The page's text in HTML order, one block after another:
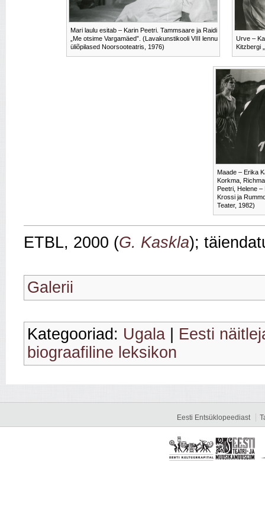
Mari laulu esitab – Karin Peetri. Tammsaare ja Raidi
„Me otsime Vargamäed”. (Lavakunstikooli VIII lennu
üliõpilased Noorsooteatris, 1976)
Urve –
Kitzbergi
Maade – Erika
Korkma,
Peetri, Helene –
Krossi ja
Teater, 1982)
ETBL, 2000 (G. Kaskla);
Galerii
Kategooriad: Ugala
Eesti
biograafiline leksikon
Eesti Entsüklopeediast